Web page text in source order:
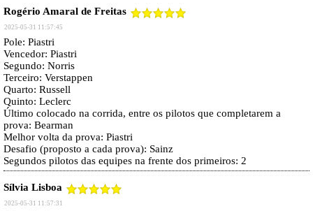
Rogério Amaral de Freitas
2025-05-31 11:57:45
Pole: Piastri
Vencedor: Piastri
Segundo: Norris
Terceiro: Verstappen
Quarto: Russell
Quinto: Leclerc
Último colocado na corrida, entre os pilotos que completarem a
prova: Bearman
Melhor volta da prova: Piastri
Desafio (proposto a cada prova): Sainz
Segundos pilotos das equipes na frente dos primeiros: 2
Sílvia Lisboa
2025-05-31 11:57:31